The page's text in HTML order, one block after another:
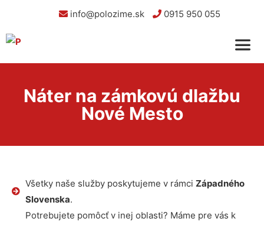
info@polozime.sk 0915 950 055
Náter na zámkovú dlažbu
Nové Mesto
Všetky naše služby poskytujeme v rámci Západného
Slovenska.
Potrebujete pomôcť v inej oblasti? Máme pre vás k